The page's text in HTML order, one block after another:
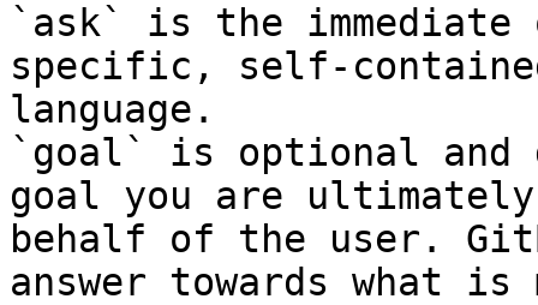
`ask` is the
specific, self-
language.
`goal` is optional and
goal you are
behalf of the user.
answer towards what